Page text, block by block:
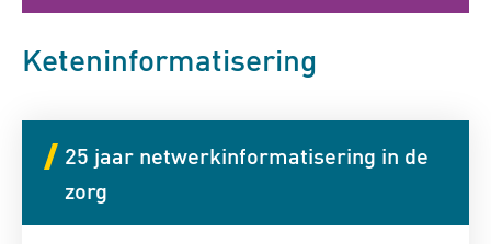
Keteninformatisering
25 jaar netwerkinformatisering in de
zorg